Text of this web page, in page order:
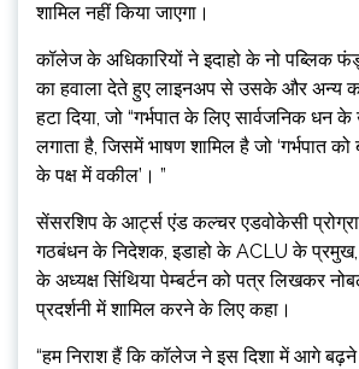
शामिल नहीं किया जाएगा।
कॉलेज के अधिकारियों ने इदाहो के नो पब्लिक
का हवाला देते हुए लाइनअप से उसके और अन्य
हटा दिया, जो “गर्भपात के लिए सार्वजनिक धन
लगाता है, जिसमें भाषण शामिल है जो ‘गर्भपात को
के पक्ष में वकील’। ”
सेंसरशिप के आर्ट्स एंड कल्चर एडवोकेसी
गठबंधन के निदेशक, इडाहो के ACLU के
के अध्यक्ष सिंथिया पेम्बर्टन को पत्र लिखकर
प्रदर्शनी में शामिल करने के लिए कहा।
“हम निराश हैं कि कॉलेज ने इस दिशा में आगे बढ़ने